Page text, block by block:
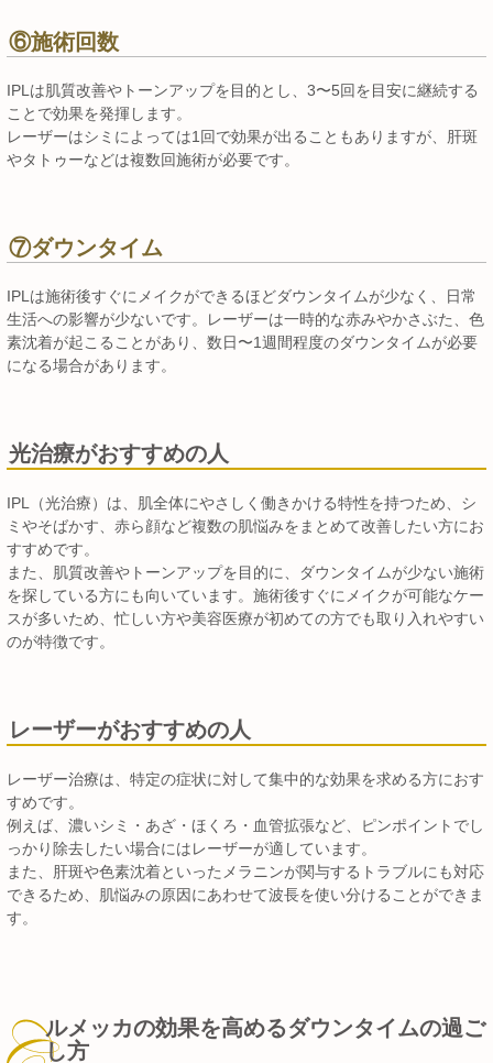
⑥施術回数
IPLは肌質改善やトーンアップを目的とし、3〜5回を目安に継続する
ことで効果を発揮します。
レーザーはシミによっては1回で効果が出ることもありますが、肝斑
やタトゥーなどは複数回施術が必要です。
⑦ダウンタイム
IPLは施術後すぐにメイクができるほどダウンタイムが少なく、日常
生活への影響が少ないです。レーザーは一時的な赤みやかさぶた、色
素沈着が起こることがあり、数日〜1週間程度のダウンタイムが必要
になる場合があります。
光治療がおすすめの人
IPL（光治療）は、肌全体にやさしく働きかける特性を持つため、シ
ミやそばかす、赤ら顔など複数の肌悩みをまとめて改善したい方にお
すすめです。
また、肌質改善やトーンアップを目的に、ダウンタイムが少ない施術
を探している方にも向いています。施術後すぐにメイクが可能なケー
スが多いため、忙しい方や美容医療が初めての方でも取り入れやすい
のが特徴です。
レーザーがおすすめの人
レーザー治療は、特定の症状に対して集中的な効果を求める方におす
すめです。
例えば、濃いシミ・あざ・ほくろ・血管拡張など、ピンポイントでし
っかり除去したい場合にはレーザーが適しています。
また、肝斑や色素沈着といったメラニンが関与するトラブルにも対応
できるため、肌悩みの原因にあわせて波長を使い分けることができま
す。
ルメッカの効果を高めるダウンタイムの過ご
し方